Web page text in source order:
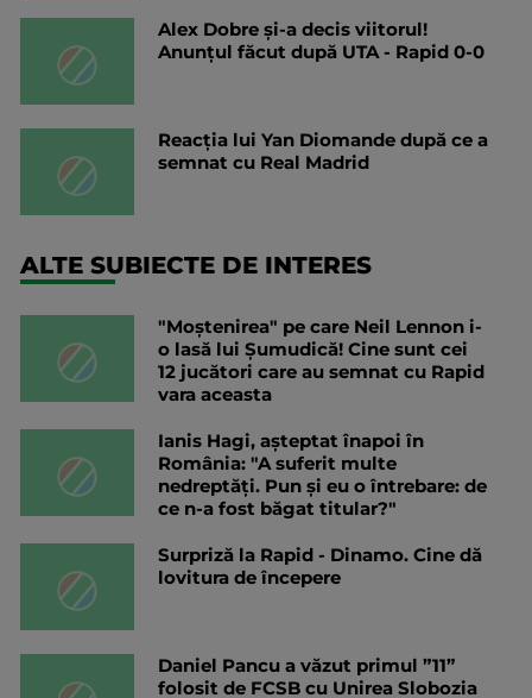
Alex Dobre și-a decis viitorul!
Anunțul făcut după UTA - Rapid 0-0
Reacția lui Yan Diomande după ce a
semnat cu Real Madrid
ALTE SUBIECTE DE INTERES
"Moștenirea" pe care Neil Lennon i-
o lasă lui Șumudică! Cine sunt cei
12 jucători care au semnat cu Rapid
vara aceasta
Ianis Hagi, așteptat înapoi în
România: "A suferit multe
nedreptăți. Pun și eu o întrebare: de
ce n-a fost băgat titular?"
Surpriză la Rapid - Dinamo. Cine dă
lovitura de începere
Daniel Pancu a văzut primul ”11”
folosit de FCSB cu Unirea Slobozia